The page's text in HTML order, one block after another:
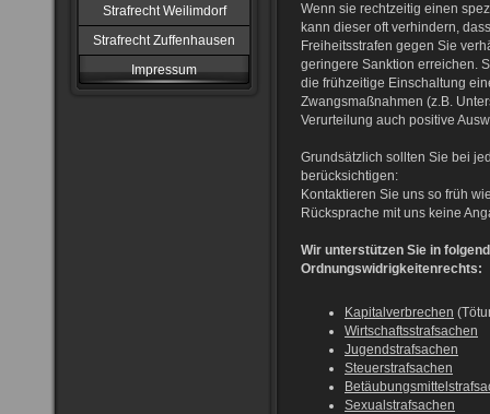
Strafrecht Weilimdorf
Strafrecht Zuffenhausen
Impressum
Wenn sie rechtzeitig einen
kann dieser oft verhindern,
Freiheitsstrafen gegen Sie
geringere Sanktion erreichen.
die frühzeitige Einschaltung
Zwangsmaßnahmen (z.B.
Verurteilung auch positive
Grundsätzlich sollten Sie bei
berücksichtigen:
Kontaktieren Sie uns so früh
Rücksprache mit uns keine
Wir unterstützen Sie in
Ordnungswidrigkeitenrechts:
Kapitalverbrechen
Wirtschaftsstrafsachen
Jugendstrafsachen
Steuerstrafsachen
Sexualstrafsachen